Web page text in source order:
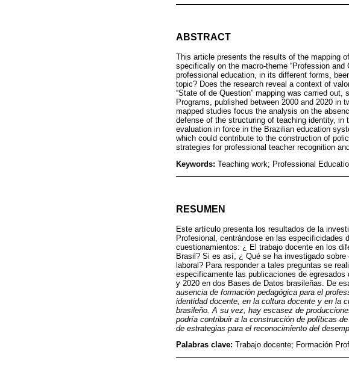
ABSTRACT
This article presents the results of the mapping
specifically on the macro-theme “Profession
professional education, in its different forms,
topic? Does the research reveal a context of
“State of de Question” mapping was carried
Programs, published between 2000 and 2020
mapped studies focus the analysis on the
defense of the structuring of teaching identity,
evaluation in force in the Brazilian education
which could contribute to the construction of
strategies for professional teacher recognition
Keywords: Teaching work; Professional
RESUMEN
Este artículo presenta los resultados de la
Profesional, centrándose en las especificidades
cuestionamientos: ¿ El trabajo docente en los
Brasil? Si es así, ¿ Qué se ha investigado
laboral? Para responder a tales preguntas se
especificamente las publicaciones de
y 2020 en dos Bases de Datos brasileñas. De
ausencia de formación pedagógica para el
identidad docente, en la cultura docente y en la
brasileño. A su vez, hay escasez de
podría contribuir a la construcción de políticas
de estrategias para el reconocimiento del
Palabras clave: Trabajo docente; Formación